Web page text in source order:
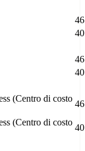
40
40
(Centro di costo
(Centro di costo
40